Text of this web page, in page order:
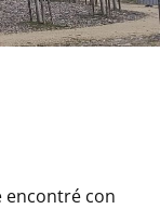
encontré con